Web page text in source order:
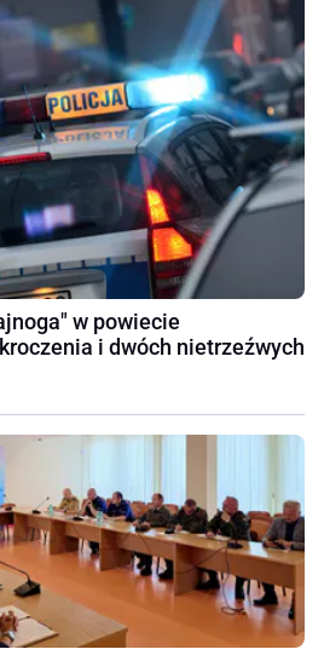
w powiecie
i dwóch nietrzeźwych